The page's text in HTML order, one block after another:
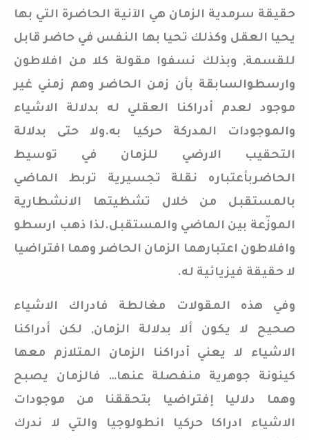
حقيقة سرمدية الزمان هي الآنية الحاضرة التي بها
يحيا العقل وكذلك تحيا بها النفس في حاضر قابل
للقسمة, وبذلك نسفوا مقولة كلا من افلاطون
وارسطوالسابقة بأن زمن الحاضر وهم زمني غير
موجود لعدم أدراكنا العقلي له بدلالة الاشياء
والموجودات المدركة حركيا به.ولا حتى بدلالة
التحقيب الارضي للزمان في توسيط
الحاضربأعتباره نقلة تجسيرية تربط الماضي
بالمستقبل من خلال تشظيتها الانشطارية
الموزّعة بين الماضي والمستقبل.لذا ذهب ارسطو
وافلاطون اعتبارهما الزمان الحاضر وهما افتراضيا
لا حقيقة فيزيائية له.
وفي هذه المقولات مغالطة فادراك الاشياء
صحيح لا يكون ألا بدلالة الزمان, لكن أدراكنا
الاشياء لا يعني أدراكنا الزمان المتلازم معها
كينونة جوهرية منفصلة عنها… فالزمان يصبح
وهما دلاليا إفتراضيا بتحققنا من موجودات
الاشياء ادراكا حركيا انطولوجيا والتي لا ندرك